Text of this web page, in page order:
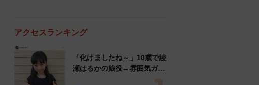
アクセスランキング
「化けましたね～」10歳で綾
瀬はるかの娘役→雰囲気ガラ